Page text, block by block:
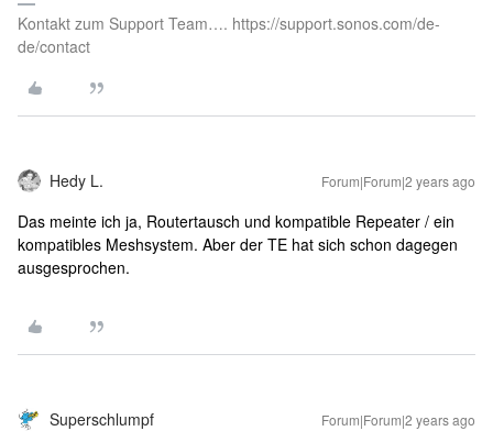
Kontakt zum Support Team…. https://support.sonos.com/de-
de/contact
Hedy L. Forum|Forum|2 years ago
Das meinte ich ja, Routertausch und kompatible Repeater / ein
kompatibles Meshsystem. Aber der TE hat sich schon dagegen
ausgesprochen.
Superschlumpf Forum|Forum|2 years ago